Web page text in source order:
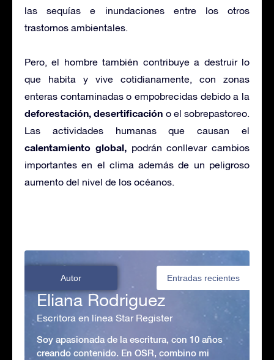
las sequías e inundaciones entre los otros
trastornos ambientales.
Pero, el hombre también contribuye a destruir lo
que habita y vive cotidianamente, con zonas
enteras contaminadas o empobrecidas debido a la
deforestación, desertificación o el sobrepastoreo.
Las actividades humanas que causan el
calentamiento global,podrán conllevar cambios
importantes en el clima además de un peligroso
aumento del nivel de los océanos.
Autor Entradas recientes
Eliana Rodriguez
Escritora en línea Star Register
Soy apasionada de la escritura, con 10 años
creando contenido. En OSR, combino mi